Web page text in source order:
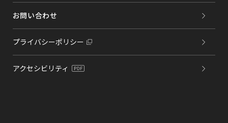
お問い合わせ
プライバシーポリシー
アクセシビリティ